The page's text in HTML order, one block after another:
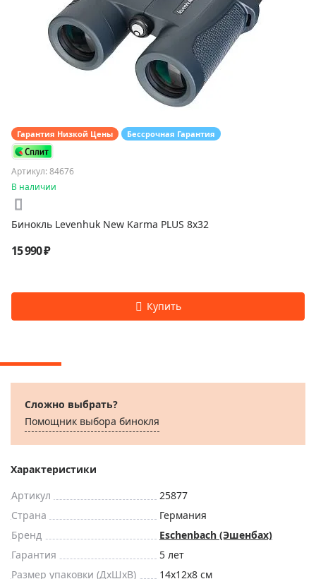
Гарантия Низкой Цены Бессрочная Гарантия
Артикул: 84676
В наличии
Бинокль Levenhuk New Karma PLUS 8x32
15 990 ₽
Сложно выбрать?
Помощник выбора бинокля
Характеристики
Артикул
25877
Страна
Германия
Бренд
Eschenbach (Эшенбах)
Гарантия
5 лет
Размер упаковки (ДxШxВ)
14x12x8 см